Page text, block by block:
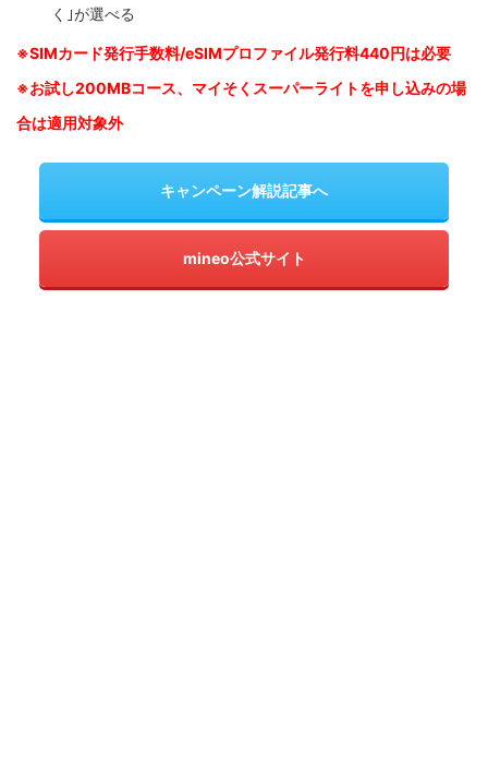
く｣が選べる
※SIMカード発行手数料/eSIMプロファイル発行料440円は必要
※お試し200MBコース、マイそくスーパーライトを申し込みの場
合は適用対象外
キャンペーン解説記事へ
mineo公式サイト